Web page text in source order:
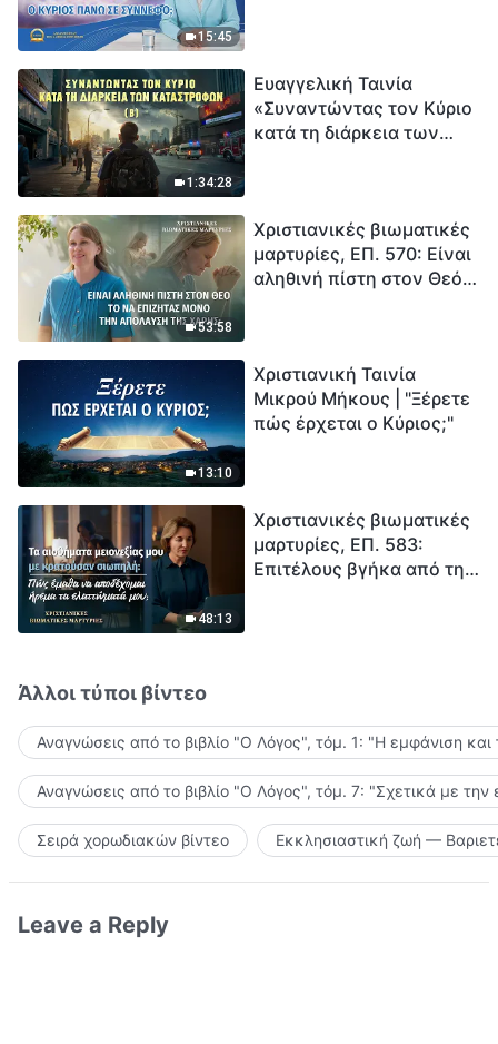
15:45
1:34:28
Ευαγγελική Ταινία
«Συναντώντας τον Κύριο
κατά τη διάρκεια των
εξαφάνισης». Οι
καταστροφές χτυπούν.
Ξεκινά η αντίστροφη
53:58
Χριστιανικές βιωματικές
μαρτυρίες, ΕΠ. 570: Είναι
αληθινή πίστη στον Θεό
13:10
Χριστιανική Ταινία
Μικρού Μήκους | "Ξέρετε
πώς έρχεται ο Κύριος;"
48:13
Χριστιανικές βιωματικές
μαρτυρίες, ΕΠ. 583:
Επιτέλους βγήκα από τη
Άλλοι τύποι βίντεο
Αναγνώσεις από το βιβλίο "Ο Λόγος", τόμ. 1: "Η εμφάνιση
Αναγνώσεις από το βιβλίο "Ο Λόγος", τόμ. 7: "Σχετικά με την
Σειρά χορωδιακών βίντεο Εκκλησιαστική ζωή —
Leave a Reply